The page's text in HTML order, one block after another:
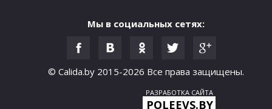
Мы в социальных сетях:
© Calida.by 2015-2026 Все права защищены.
РАЗРАБОТКА САЙТА
POLEEVS.BY